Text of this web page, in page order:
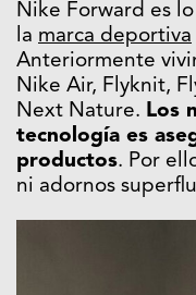
Nike Forward es
la marca deportiva
Anteriormente
Nike Air, Flyknit,
Next Nature. Los
tecnología es
productos. Por
ni adornos